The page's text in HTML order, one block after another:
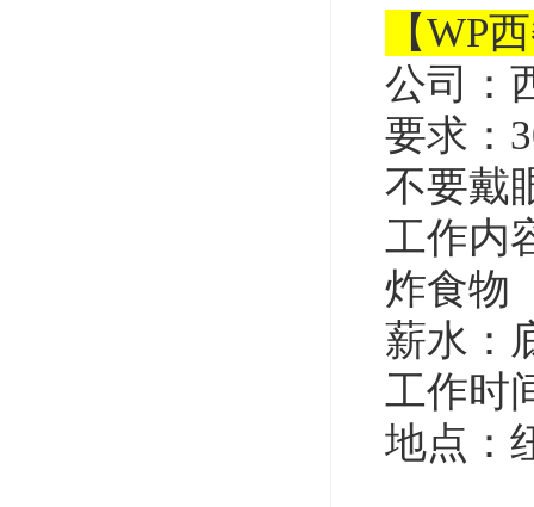
【WP
公司：
要求：
不要戴
工作内
炸食物
薪水：
工作时
地点：